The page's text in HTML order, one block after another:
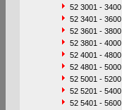
52 3001 - 3400
52 3401 - 3600
52 3601 - 3800
52 3801 - 4000
52 4001 - 4800
52 4801 - 5000
52 5001 - 5200
52 5201 - 5400
52 5401 - 5600